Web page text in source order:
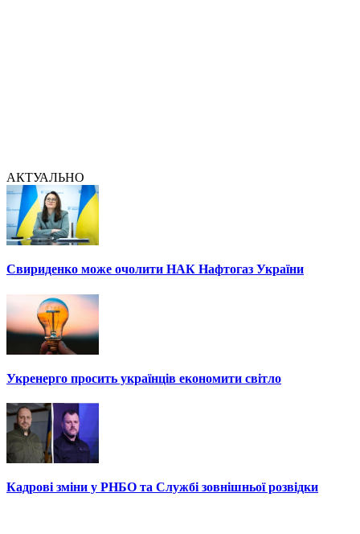
АКТУАЛЬНО
Свириденко може очолити НАК Нафтогаз України
Укренерго просить українців економити світло
Кадрові зміни у РНБО та Службі зовнішньої розвідки